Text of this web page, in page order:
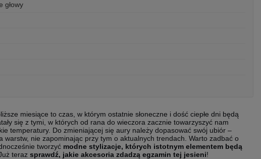
głowy
miesiące to czas, w którym ostatnie słoneczne i dość ciepłe dni będą
się z tymi, w których od rana do wieczora zacznie towarzyszyć nam
temperatury. Do zmieniającej się aury należy dopasować swój ubiór –
warstw, nie zapominając przy tym o aktualnych trendach. Warto zadbać o
tworzyć modne stylizacje, których istotnym elementem będą
Już teraz sprawdź, jakie akcesoria zdadzą egzamin tej jesieni!